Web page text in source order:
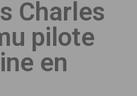
Charles
pilote
en